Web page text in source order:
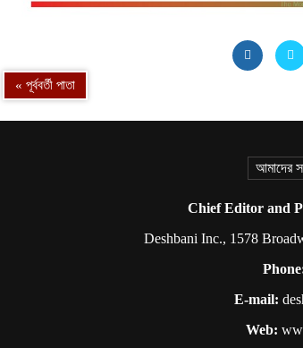
« পূর্ববর্তী পাতা
আমাদের
Chief Editor and
Deshbani Inc., 1578
E-mail:
Web: